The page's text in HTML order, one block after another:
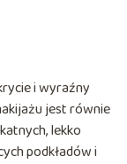
i wyraźny
jest równie
lekko
podkładów i